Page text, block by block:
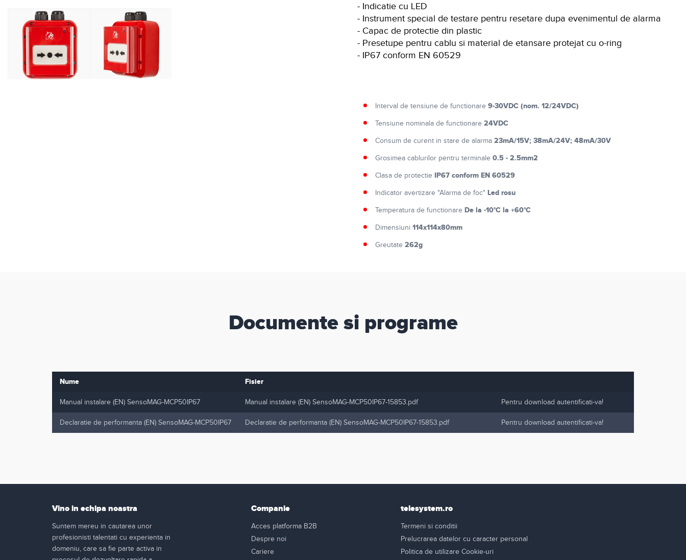
- Indicatie cu LED
- Instrument special de testare pentru resetare dupa evenimentul de alarma
- Capac de protectie din plastic
- Presetupe pentru cablu si material de etansare protejat cu o-ring
- IP67 conform EN 60529
Interval de tensiune de functionare 9-30VDC (nom. 12/24VDC)
Tensiune nominala de functionare 24VDC
Consum de curent in stare de alarma 23mA/15V; 38mA/24V; 48mA/30V
Grosimea cablurilor pentru terminale 0.5 - 2.5mm2
Clasa de protectie IP67 conform EN 60529
Indicator avertizare "Alarma de foc" Led rosu
Temperatura de functionare De la -10°C la +60°C
Dimensiuni 114x114x80mm
Greutate 262g
Documente si programe
Nume Fisier
Manual instalare (EN) SensoMAG-MCP50IP67 Manual instalare (EN) SensoMAG-MCP50IP67-15853.pdf Pentru download autentificati-va!
Declaratie de performanta (EN) SensoMAG-MCP50IP67 Declaratie de performanta (EN) SensoMAG-MCP50IP67-15853.pdf Pentru download autentificati-va!
Vino in echipa noastra
Suntem mereu in cautarea unor
profesionisti talentati cu experienta in
domeniu, care sa fie parte activa in
Companie
Acces platforma B2B
Despre noi
Cariere
telesystem.ro
Termeni si conditii
Prelucrarea datelor cu caracter personal
Politica de utilizare Cookie-uri